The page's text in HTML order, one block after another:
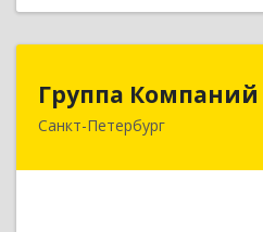
Группа
Санкт-Петербург
Группа
195112, Санкт-